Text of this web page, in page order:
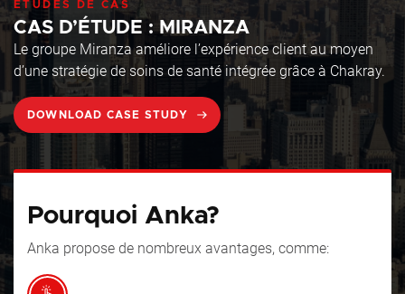
ÉTUDES DE CAS
CAS D’ÉTUDE : MIRANZA
Le groupe Miranza améliore l’expérience client au moyen
d’une stratégie de soins de santé intégrée grâce à Chakray.
DOWNLOAD CASE STUDY
Pourquoi Anka?
Anka propose de nombreux avantages, comme: